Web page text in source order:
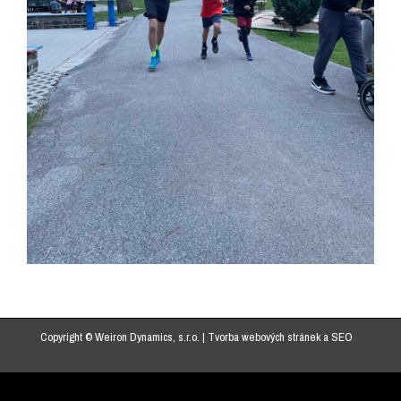
Copyright © Weiron Dynamics, s.r.o. | Tvorba webových stráneka SEO